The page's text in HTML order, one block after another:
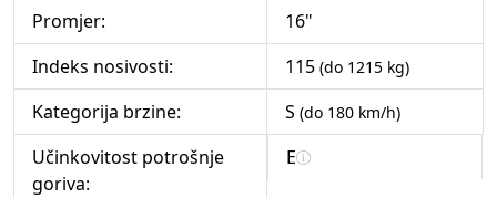
Promjer:
16"
Indeks nosivosti:
115 (do 1215 kg)
Kategorija brzine: S (do 180 km/h)
Učinkovitost potrošnje
goriva:
E